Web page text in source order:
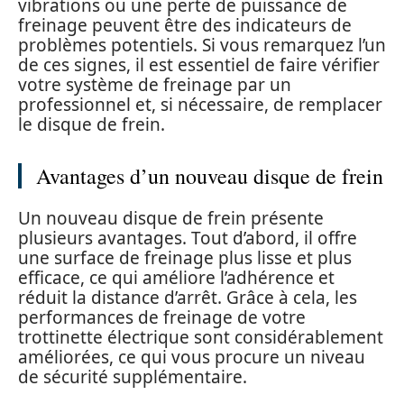
vibrations ou une perte de puissance de
freinage peuvent être des indicateurs de
problèmes potentiels. Si vous remarquez l’un
de ces signes, il est essentiel de faire vérifier
votre système de freinage par un
professionnel et, si nécessaire, de remplacer
le disque de frein.
Avantages d’un nouveau disque de frein
Un nouveau disque de frein présente
plusieurs avantages. Tout d’abord, il offre
une surface de freinage plus lisse et plus
efficace, ce qui améliore l’adhérence et
réduit la distance d’arrêt. Grâce à cela, les
performances de freinage de votre
trottinette électrique sont considérablement
améliorées, ce qui vous procure un niveau
de sécurité supplémentaire.